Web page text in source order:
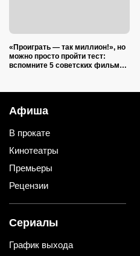
«Проиграть — так миллион!», но
можно просто пройти тест:
вспомните 5 советских фильмов
Афиша
В прокате
Кинотеатры
Премьеры
Рецензии
Сериалы
График выхода